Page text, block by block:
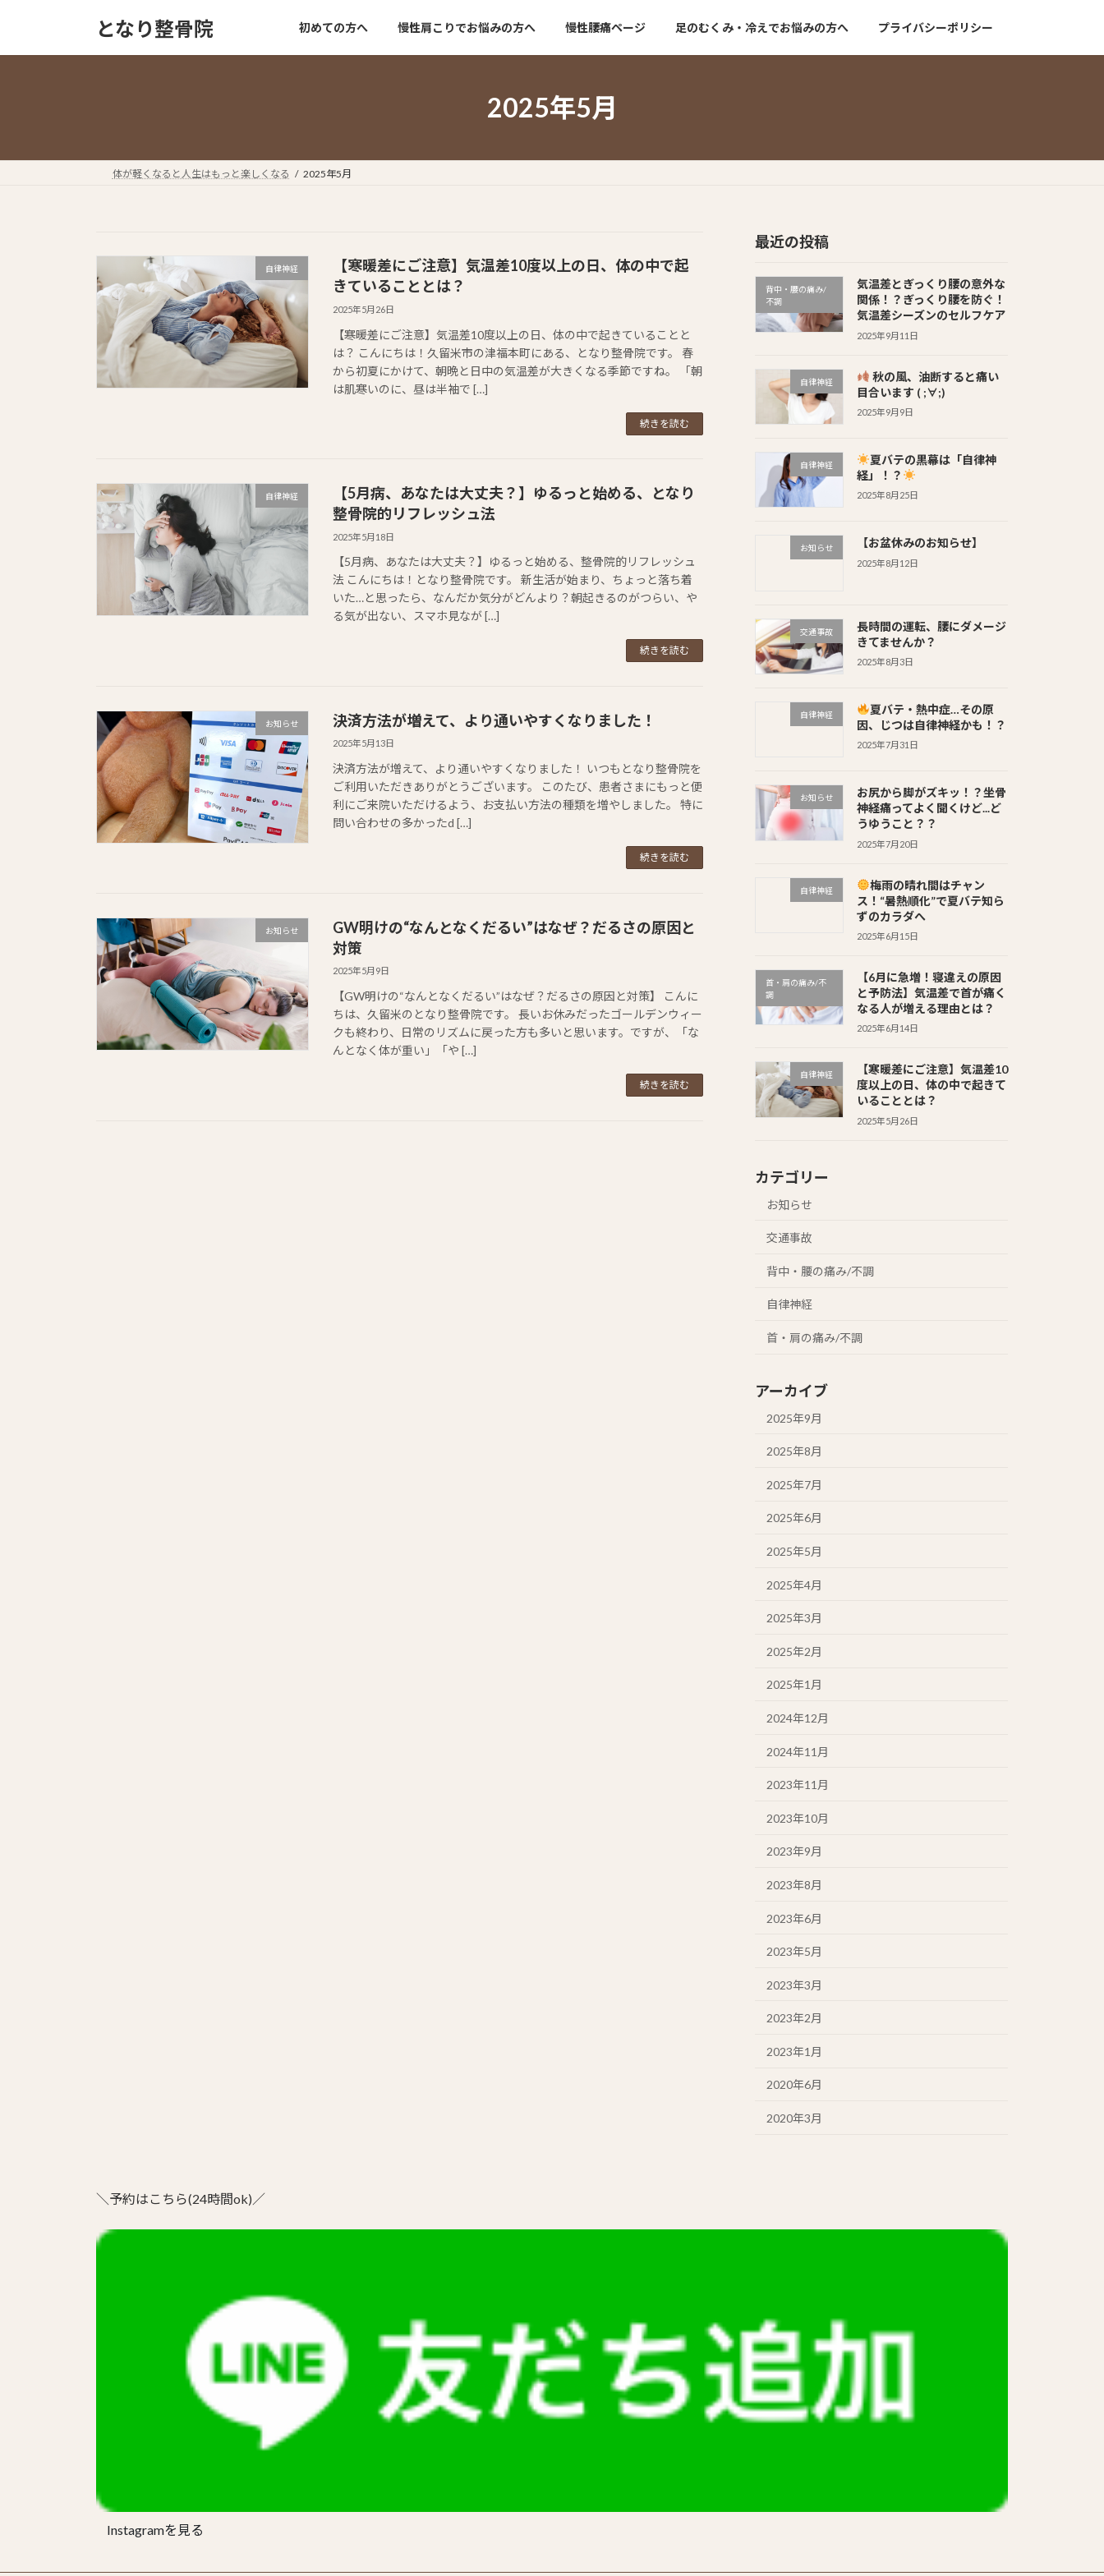
となり整骨院 初めての方へ 慢性肩こりでお悩みの方へ 慢性腰痛ページ 足のむくみ・冷えでお悩みの方へ プライバシーポリシー
2025年5月
体が軽くなると人生はもっと楽しくなる 2025年5月
自律神経
【寒暖差にご注意】気温差10度以上の日、体の中で起
きていることとは？
2025年5月26日
【寒暖差にご注意】気温差10度以上の日、体の中で起きていることと
は？ こんにちは！久留米市の津福本町にある、となり整骨院です。 春
から初夏にかけて、朝晩と日中の気温差が大きくなる季節ですね。 「朝
は肌寒いのに、昼は半袖で […]
続きを読む
自律神経
【5月病、あなたは大丈夫？】ゆるっと始める、となり
整骨院的リフレッシュ法
2025年5月18日
【5月病、あなたは大丈夫？】ゆるっと始める、整骨院的リフレッシュ
法 こんにちは！となり整骨院です。 新生活が始まり、ちょっと落ち着
いた…と思ったら、なんだか気分がどんより？朝起きるのがつらい、や
る気が出ない、スマホ見なが […]
続きを読む
お知らせ 決済方法が増えて、より通いやすくなりました！
2025年5月13日
決済方法が増えて、より通いやすくなりました！ いつもとなり整骨院を
ご利用いただきありがとうございます。 このたび、患者さまにもっと便
利にご来院いただけるよう、お支払い方法の種類を増やしました。 特に
問い合わせの多かったd […]
続きを読む
お知らせ
GW明けの“なんとなくだるい”はなぜ？だるさの原因と
対策
2025年5月9日
【GW明けの“なんとなくだるい”はなぜ？だるさの原因と対策】 こんに
ちは、久留米のとなり整骨院です。 長いお休みだったゴールデンウィー
クも終わり、日常のリズムに戻った方も多いと思います。ですが、「な
んとなく体が重い」「や […]
続きを読む
最近の投稿
背中・腰の痛み/
不調
気温差とぎっくり腰の意外な
関係！？ぎっくり腰を防ぐ！
気温差シーズンのセルフケア
2025年9月11日
自律神経
秋の風、油断すると痛い
目合います ( ;∀;)
2025年9月9日
自律神経
夏バテの黒幕は「自律神
経」！？
2025年8月25日
お知らせ 【お盆休みのお知らせ】
2025年8月12日
交通事故
長時間の運転、腰にダメージ
きてませんか？
2025年8月3日
自律神経
夏バテ・熱中症…その原
因、じつは自律神経かも！？
2025年7月31日
お知らせ
お尻から脚がズキッ！？坐骨
神経痛ってよく聞くけど...ど
うゆうこと？？
2025年7月20日
自律神経
梅雨の晴れ間はチャン
ス！“暑熱順化”で夏バテ知ら
ずのカラダへ
2025年6月15日
首・肩の痛み/不
調
【6月に急増！寝違えの原因
と予防法】気温差で首が痛く
なる人が増える理由とは？
2025年6月14日
自律神経
【寒暖差にご注意】気温差10
度以上の日、体の中で起きて
いることとは？
2025年5月26日
カテゴリー
お知らせ
交通事故
背中・腰の痛み/不調
自律神経
首・肩の痛み/不調
アーカイブ
2025年9月
2025年8月
2025年7月
2025年6月
2025年5月
2025年4月
2025年3月
2025年2月
2025年1月
2024年12月
2024年11月
2023年11月
2023年10月
2023年9月
2023年8月
2023年6月
2023年5月
2023年3月
2023年2月
2023年1月
2020年6月
2020年3月
＼予約はこちら(24時間ok)／
Instagramを見る